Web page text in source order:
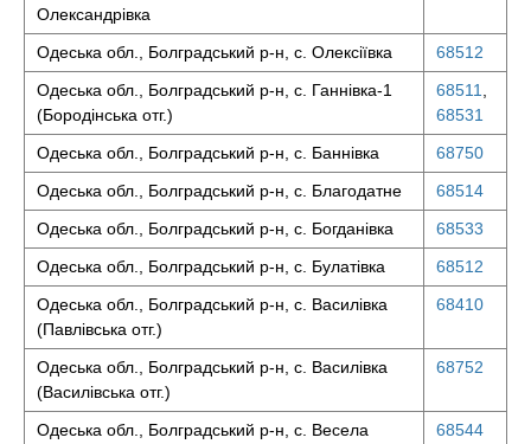
Олександрівка
Одеська обл., Болградський р-н, с. Олексіївка
68512
Одеська обл., Болградський р-н, с. Ганнівка-1
(Бородінська отг.)
68511
68531
Одеська обл., Болградський р-н, с. Баннівка
68750
Одеська обл., Болградський р-н, с. Благодатне
68514
Одеська обл., Болградський р-н, с. Богданівка
68533
Одеська обл., Болградський р-н, с. Булатівка
68512
Одеська обл., Болградський р-н, с. Василівка
(Павлівська отг.)
68410
Одеська обл., Болградський р-н, с. Василівка
(Василівська отг.)
68752
Одеська обл., Болградський р-н, с. Весела
68544